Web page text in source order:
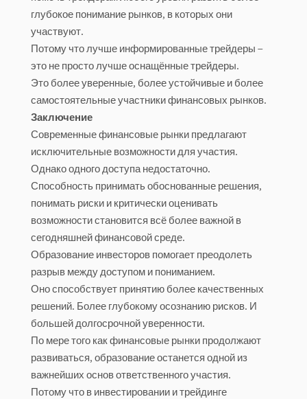
глубокое понимание рынков, в которых они
участвуют.
Потому что лучше информированные трейдеры –
это не просто лучше оснащённые трейдеры.
Это более уверенные, более устойчивые и более
самостоятельные участники финансовых рынков.
Заключение
Современные финансовые рынки предлагают
исключительные возможности для участия.
Однако одного доступа недостаточно.
Способность принимать обоснованные решения,
понимать риски и критически оценивать
возможности становится всё более важной в
сегодняшней финансовой среде.
Образование инвесторов помогает преодолеть
разрыв между доступом и пониманием.
Оно способствует принятию более качественных
решений. Более глубокому осознанию рисков. И
большей долгосрочной уверенности.
По мере того как финансовые рынки продолжают
развиваться, образование останется одной из
важнейших основ ответственного участия.
Потому что в инвестировании и трейдинге